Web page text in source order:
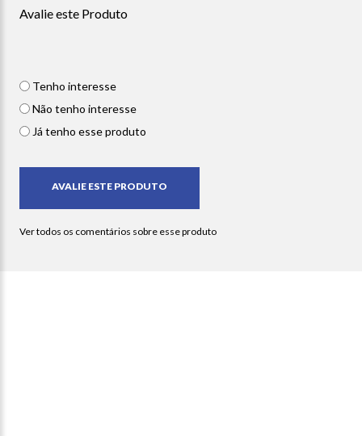
Avalie este Produto
Tenho interesse
Não tenho interesse
Já tenho esse produto